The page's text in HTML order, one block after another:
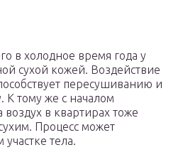
в холодное время года у
сухой кожей. Воздействие
пересушиванию и
тому же с началом
воздух в квартирах тоже
Процесс может
тела.